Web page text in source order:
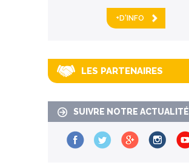
+D'INFO
LES PARTENAIRES
SUIVRE NOTRE ACTUALITÉ